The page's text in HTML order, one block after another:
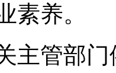
素养。
主管部